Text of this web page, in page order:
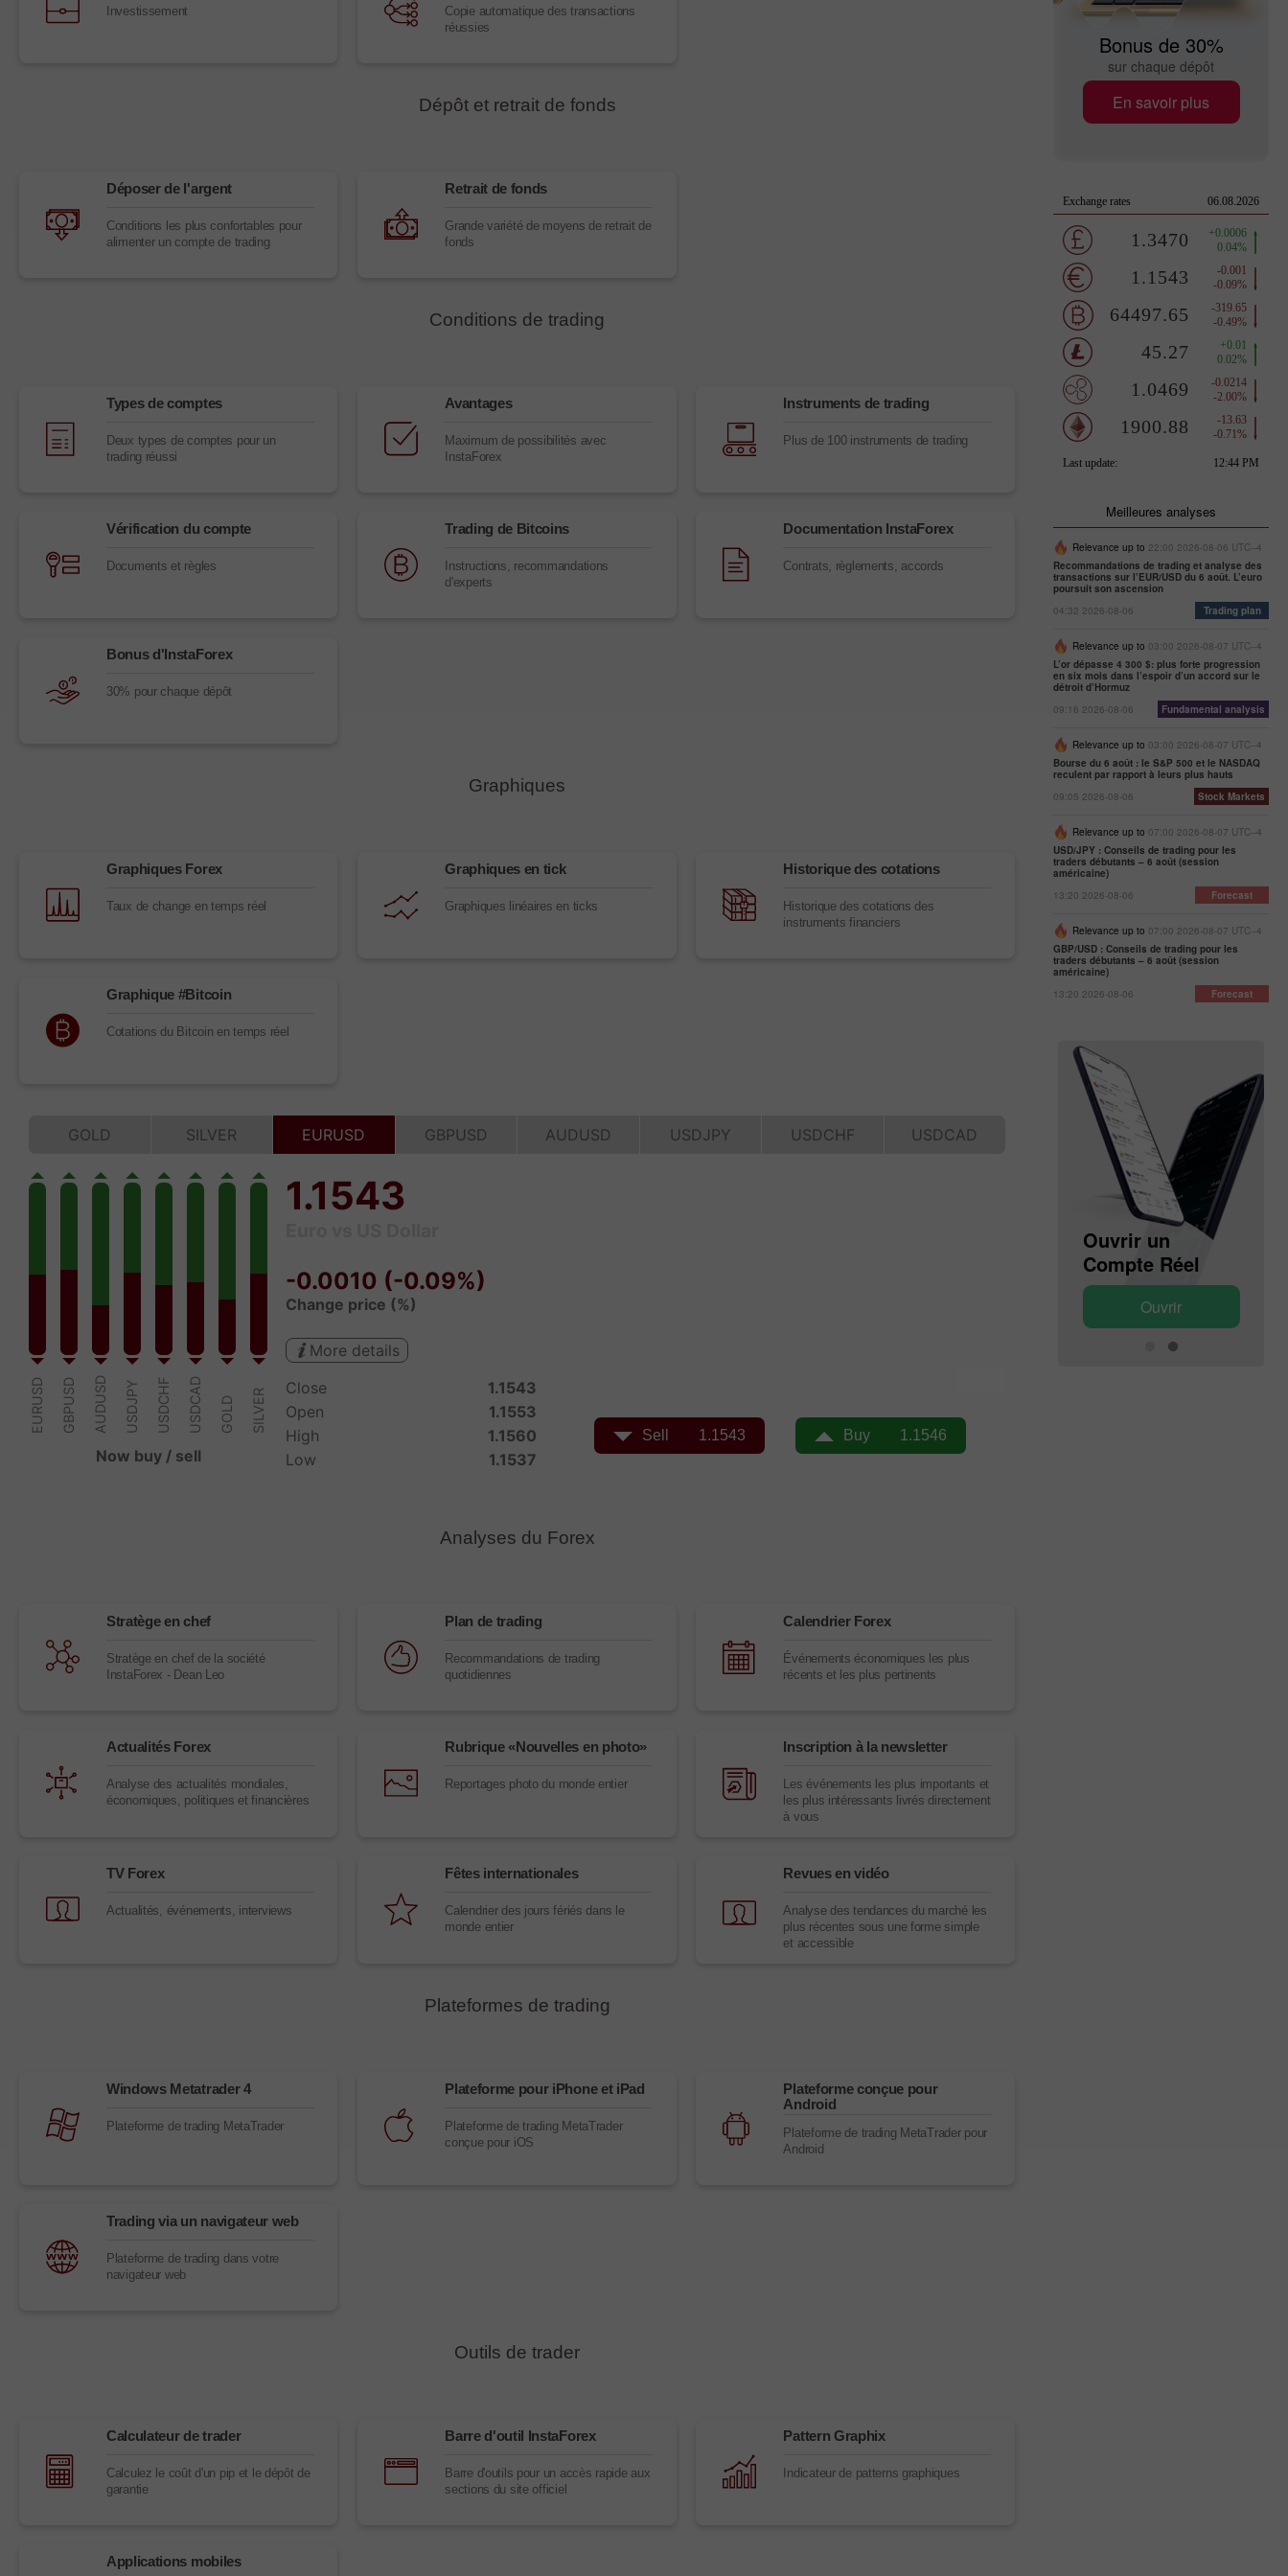
Investissement
Copie automatique des transactions
réussies
Dépôt et retrait de fonds
Déposer de l'argent
Conditions les plus confortables pour
alimenter un compte de trading
Retrait de fonds
Grande variété de moyens de retrait de
fonds
Conditions de trading
Types de comptes
Deux types de comptes pour un
trading réussi
Avantages
Maximum de possibilités avec
InstaForex
Instruments de trading
Plus de 100 instruments de trading
Vérification du compte
Documents et règles
Trading de Bitcoins
Instructions, recommandations
d'experts
Documentation InstaForex
Contrats, règlements, accords
Bonus d'InstaForex
30% pour chaque dépôt
Graphiques
Graphiques Forex
Taux de change en temps réel
Graphiques en tick
Graphiques linéaires en ticks
Historique des cotations
Historique des cotations des
instruments financiers
Graphique #Bitcoin
Cotations du Bitcoin en temps réel
Analyses du Forex
Stratège en chef
Stratège en chef de la société
InstaForex - Dean Leo
Plan de trading
Recommandations de trading
quotidiennes
Calendrier Forex
Événements économiques les plus
récents et les plus pertinents
Actualités Forex
Analyse des actualités mondiales,
économiques, politiques et financières
Rubrique «Nouvelles en photo»
Reportages photo du monde entier
Inscription à la newsletter
Les événements les plus importants et
les plus intéressants livrés directement
à vous
TV Forex
Actualités, événements, interviews
Fêtes internationales
Calendrier des jours fériés dans le
monde entier
Revues en vidéo
Analyse des tendances du marché les
plus récentes sous une forme simple
et accessible
Plateformes de trading
Windows Metatrader 4
Plateforme de trading MetaTrader
Plateforme pour iPhone et iPad
Plateforme de trading MetaTrader
conçue pour iOS
Plateforme conçue pour
Android
Plateforme de trading MetaTrader pour
Android
Trading via un navigateur web
Plateforme de trading dans votre
navigateur web
Outils de trader
Calculateur de trader
Calculez le coût d'un pip et le dépôt de
garantie
Barre d'outil InstaForex
Barre d'outils pour un accès rapide aux
sections du site officiel
Pattern Graphix
Indicateur de patterns graphiques
Applications mobiles
Bonus de 30%
sur chaque dépôt
En savoir plus
Meilleures analyses
Relevance up to 22:00 2026-08-06 UTC--4
Recommandations de trading et analyse des
transactions sur l’EUR/USD du 6 août. L’euro
poursuit son ascension
04:32 2026-08-06
Trading plan
Relevance up to 03:00 2026-08-07 UTC--4
L’or dépasse 4 300 $: plus forte progression
en six mois dans l’espoir d’un accord sur le
détroit d’Hormuz
09:16 2026-08-06
Fundamental analysis
Relevance up to 03:00 2026-08-07 UTC--4
Bourse du 6 août : le S&P 500 et le NASDAQ
reculent par rapport à leurs plus hauts
09:05 2026-08-06
Stock Markets
Relevance up to 07:00 2026-08-07 UTC--4
USD/JPY : Conseils de trading pour les
traders débutants – 6 août (session
américaine)
13:20 2026-08-06
Forecast
Relevance up to 07:00 2026-08-07 UTC--4
GBP/USD : Conseils de trading pour les
traders débutants – 6 août (session
américaine)
13:20 2026-08-06
Forecast
Compte Démo
Ouvrir un
Compte Réel
Ouvrir